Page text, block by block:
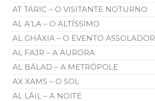
AT TÁRIC – O VISITANTE NOTURNO
AL A’LA – O ALTÍSSIMO
AL GHÁXIA – O EVENTO ASSOLADOR
AL FAJR – A AURORA
AL BÁLAD – A METRÓPOLE
AX XAMS – O SOL
AL LÁIL – A NOITE